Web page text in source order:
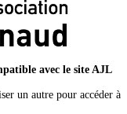
avec le site AJL
un autre pour accéder à